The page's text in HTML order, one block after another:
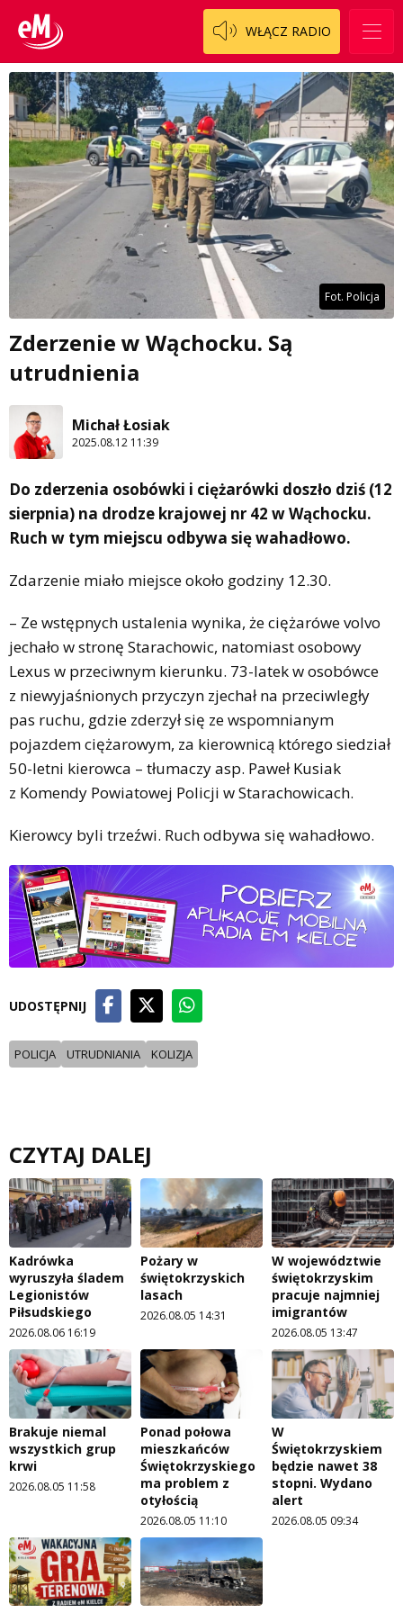
WŁĄCZ RADIO
Fot. Policja
Zderzenie w Wąchocku. Są
utrudnienia
Michał Łosiak
2025.08.12 11:39
Do zderzenia osobówki i ciężarówki doszło dziś (12
sierpnia) na drodze krajowej nr 42 w Wąchocku.
Ruch w tym miejscu odbywa się wahadłowo.
Zdarzenie miało miejsce około godziny 12.30.
– Ze wstępnych ustalenia wynika, że ciężarówe volvo
jechało w stronę Starachowic, natomiast osobowy
Lexus w przeciwnym kierunku. 73-latek w osobówce
z niewyjaśnionych przyczyn zjechał na przeciwległy
pas ruchu, gdzie zderzył się ze wspomnianym
pojazdem ciężarowym, za kierownicą którego siedział
50-letni kierowca – tłumaczy asp. Paweł Kusiak
z Komendy Powiatowej Policji w Starachowicach.
Kierowcy byli trzeźwi. Ruch odbywa się wahadłowo.
UDOSTĘPNIJ
POLICJA UTRUDNIANIA KOLIZJA
CZYTAJ DALEJ
Kadrówka
wyruszyła śladem
Legionistów
Piłsudskiego
2026.08.06 16:19
Pożary w
świętokrzyskich
lasach
2026.08.05 14:31
W województwie
świętokrzyskim
pracuje najmniej
imigrantów
2026.08.05 13:47
Brakuje niemal
wszystkich grup
krwi
2026.08.05 11:58
Ponad połowa
mieszkańców
Świętokrzyskiego
ma problem z
otyłością
2026.08.05 11:10
W
Świętokrzyskiem
będzie nawet 38
stopni. Wydano
alert
2026.08.05 09:34